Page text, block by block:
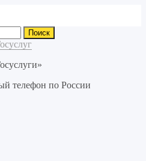
телефон по России